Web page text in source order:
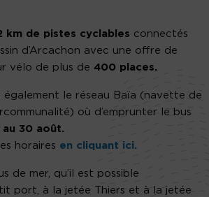
km de pistes cyclables connectés
d’Arcachon avec une offre de
vélo de plus de 400 places.
également le réseau Baïa (navette de
où d’emprunter le bus
30 août.
horaires en cliquant ici.
de mer, qu’il est possible
port, à la jetée Thiers et à la jetée